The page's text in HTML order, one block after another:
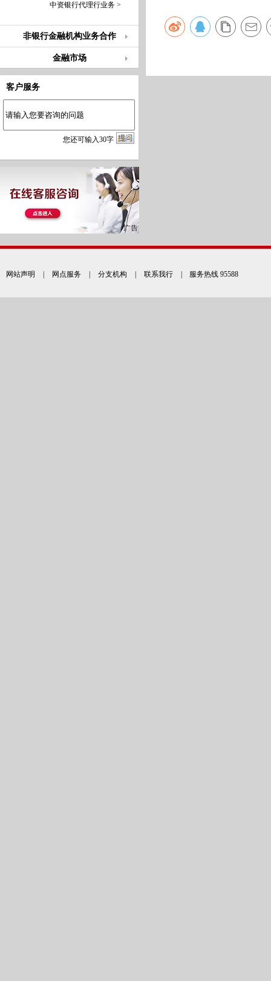
中资银行代理行业务 >
非银行金融机构业务合作
金融市场
客户服务
您还可输入30字
网站声明 网点服务 分支机构 联系我行 | 服务热线 95588